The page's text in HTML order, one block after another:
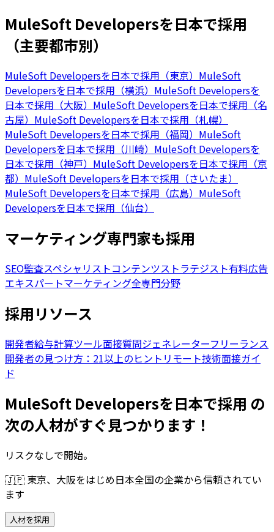
MuleSoft Developersを日本で採用
（主要都市別）
MuleSoft Developersを日本で採用（東京） MuleSoft
Developersを日本で採用（横浜） MuleSoft Developersを
日本で採用（大阪） MuleSoft Developersを日本で採用（名
古屋） MuleSoft Developersを日本で採用（札幌）
MuleSoft Developersを日本で採用（福岡） MuleSoft
Developersを日本で採用（川崎） MuleSoft Developersを
日本で採用（神戸） MuleSoft Developersを日本で採用（京
都） MuleSoft Developersを日本で採用（さいたま）
MuleSoft Developersを日本で採用（広島） MuleSoft
Developersを日本で採用（仙台）
マーケティング専門家も採用
SEO監査スペシャリストコンテンツストラテジスト有料広告
エキスパートマーケティング全専門分野
採用リソース
開発者給与計算ツール面接質問ジェネレーターフリーランス
開発者の見つけ方：21以上のヒント リモート技術面接ガイ
ド
MuleSoft Developersを日本で採用 の
次の人材がすぐ見つかります！
リスクなしで開始。
🇯🇵 東京、大阪をはじめ日本全国の企業から信頼されてい
ます
人材を採用